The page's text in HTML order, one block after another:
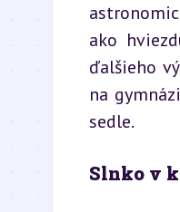
ako
ďalšieho
na
sedle.
Slnko v